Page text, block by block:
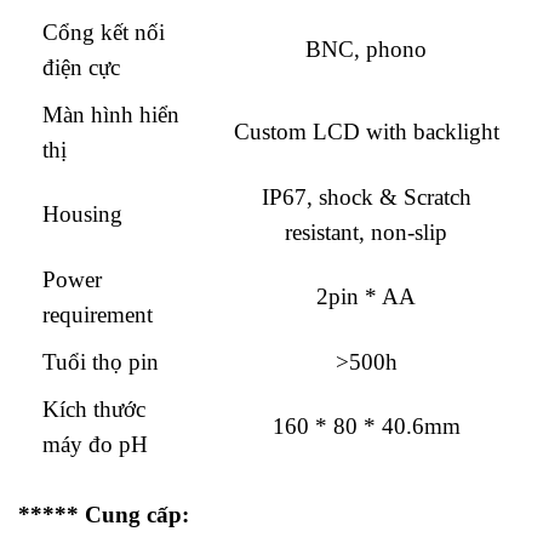
Cổng kết nối
điện cực
BNC, phono
Màn hình hiển
thị
Custom LCD with backlight
Housing
IP67, shock & Scratch
resistant, non-slip
Power
requirement
2pin * AA
Tuổi thọ pin
>500h
Kích thước
máy đo pH
160 * 80 * 40.6mm
***** Cung cấp: